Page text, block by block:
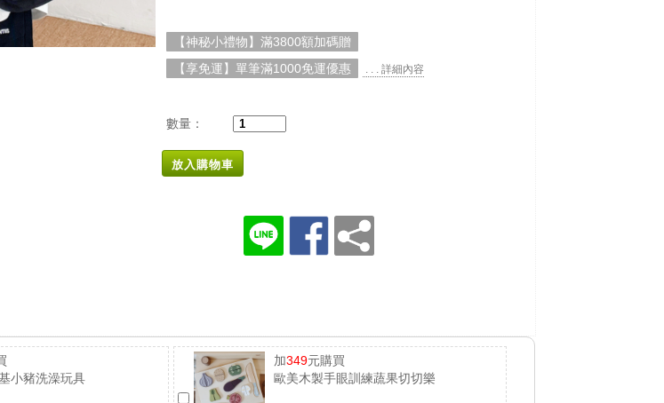
【神秘小禮物】滿3800額加碼贈
【享免運】單筆滿1000免運優惠
. . . 詳細內容
數量：
放入購物車
小豬洗澡玩具
加349元購買
歐美木製手眼訓練蔬果切切樂